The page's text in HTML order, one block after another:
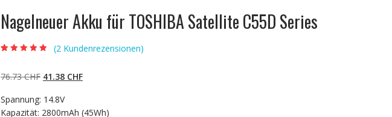
Nagelneuer Akku für TOSHIBA Satellite C55D Series
basierend auf
Kundenbewert
(2 Kundenrezensionen)
76.73CHF Ursprünglicher
war:
41.38 CHFAktueller
Spannung: 14.8V
Kapazität: 2800mAh (45Wh)